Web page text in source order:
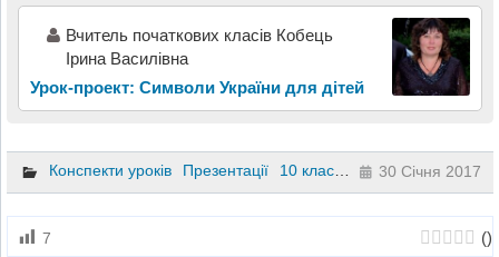
Вчитель початкових класів Кобець
Ірина Василівна
Урок-проект: Символи України для дітей
Конспекти уроків Презентації 10 клас 11 клас30 Січня 2017
7 ()